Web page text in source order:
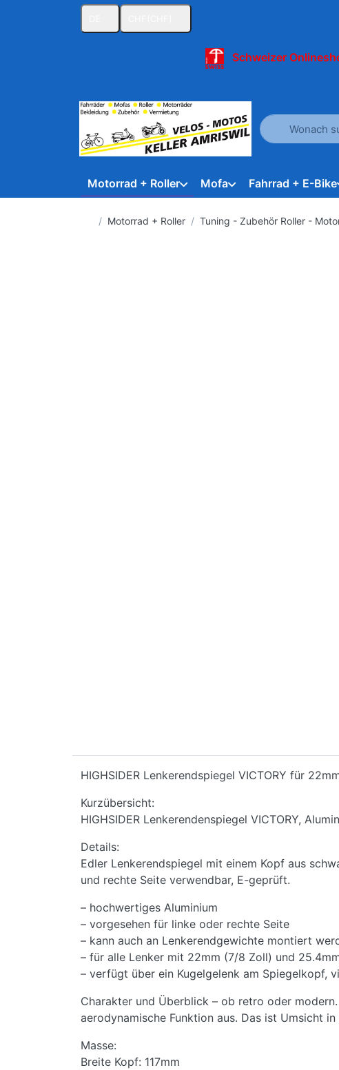
Schweizer
Geben Sie
Motorrad + Roller Mofa Fahrrad + E-Bike
Startseite
Motorrad + Roller Tuning - Zubehör Roller -
HIGHSIDER Lenkerendspiegel VICTORY für
Kurzübersicht:
HIGHSIDER Lenkerendenspiegel VICTORY,
Details:
Edler Lenkerendspiegel mit einem Kopf aus
und rechte Seite verwendbar, E-geprüft.
– hochwertiges Aluminium
– vorgesehen für linke oder rechte Seite
– kann auch an Lenkerendgewichte montiert
– für alle Lenker mit 22mm (7/8 Zoll) und
– verfügt über ein Kugelgelenk am Spiegelkopf,
Charakter und Überblick – ob retro oder
aerodynamische Funktion aus. Das ist Umsicht
Masse:
Breite Kopf: 117mm